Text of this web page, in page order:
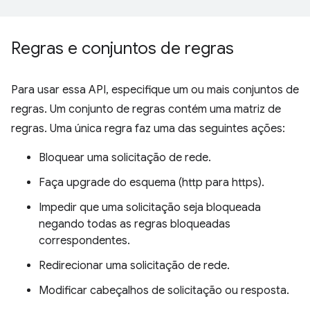
Regras e conjuntos de regras
Para usar essa API, especifique um ou mais conjuntos de
regras. Um conjunto de regras contém uma matriz de
regras. Uma única regra faz uma das seguintes ações:
Bloquear uma solicitação de rede.
Faça upgrade do esquema (http para https).
Impedir que uma solicitação seja bloqueada
negando todas as regras bloqueadas
correspondentes.
Redirecionar uma solicitação de rede.
Modificar cabeçalhos de solicitação ou resposta.